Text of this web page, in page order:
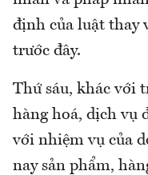
định của luật thay
trước đây.
Thứ sáu, khác với
hàng hoá, dịch vụ
với nhiệm vụ của
nay sản phẩm,